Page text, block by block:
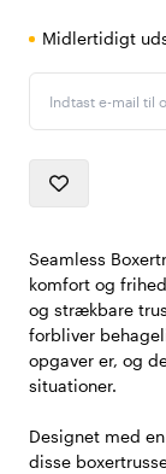
Midlertidigt
Seamless
komfort og
og strækbare
forbliver
opgaver er, og
situationer.
Designet med
disse